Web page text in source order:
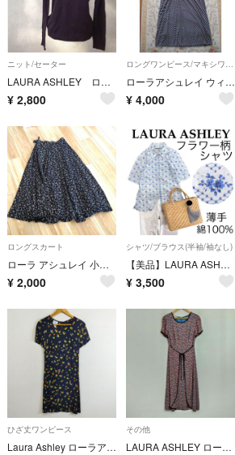
ニット/セーター
LAURA ASHLEY ローラアシュレイ ニットセーター M パープル ウール カシミヤ混 リボン
¥ 2,800
ロングワンピース/マキシワンピース
ローラアシュレイ ウィークエンド ボーダーカットソーワンピース
¥ 4,000
ロングスカート
ローラ アシュレイ 小花柄ロングスカート Mサイズ
¥ 2,000
シャツ/ブラウス(半袖/袖なし)
【美品】LAURA ASHLEY ローラアシュレイ/花柄コットンシャツブラウス綿
¥ 3,500
ひざ丈ワンピース
Laura Ashley ローラアシュレイ 半袖 ワンピース 小花柄 フラワー 切替 レーヨン ガーリー ネイビー USA 4 H7
その他
LAURA ASHLEY ローラアシュレイ 小花柄 ロング ワンピース 半袖 重ね着風 フレア リボン付き レーヨン ボタニカル 総柄 フェミニン ブラック ブラウン ピンク サイズ7 G692